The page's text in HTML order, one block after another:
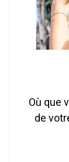
Où que
de